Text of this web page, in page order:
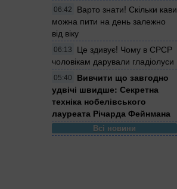
06:42
Варто знати! Скільки кави
можна пити на день залежно
від віку
06:13
Це здивує! Чому в СРСР
чоловікам дарували гладіолуси
05:40
Вивчити що завгодно
удвічі швидше: Секретна
техніка нобелівського
лауреата Річарда Фейнмана
Всі новини